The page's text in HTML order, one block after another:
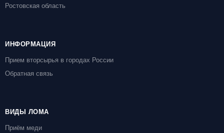
Ростовская область
ИНФОРМАЦИЯ
Прием вторсырья в городах России
Обратная связь
ВИДЫ ЛОМА
Приём меди